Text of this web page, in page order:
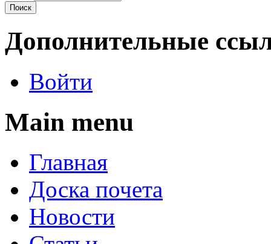
Дополнительные
Войти
Main menu
Главная
Доска почета
Новости